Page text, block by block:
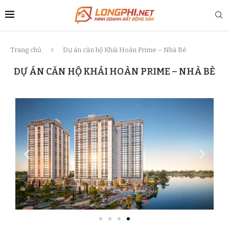
Trang chủ Dự án căn hộ Khải Hoàn Prime – Nhà Bè
DỰ ÁN CĂN HỘ KHẢI HOÀN PRIME – NHÀ BÈ